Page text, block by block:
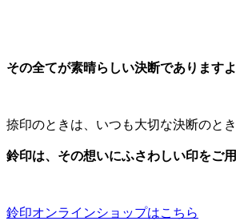
その全てが素晴らしい決断でありますよ
捺印のときは、いつも大切な決断のとき
鈴印は、その想いにふさわしい印をご
鈴印オンラインショップはこちら